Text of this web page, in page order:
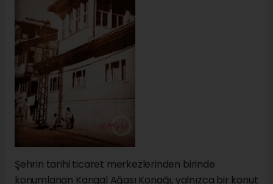
Şehrin tarihi ticaret merkezlerinden birinde
konumlanan Kangal Ağası Konağı, yalnızca bir konut